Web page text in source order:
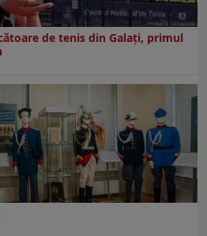
de tenis din Galați, primul